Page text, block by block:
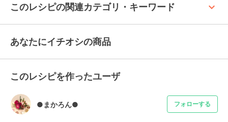
このレシピの関連カテゴリ・キーワード keyboard_arrow_up
あなたにイチオシの商品
このレシピを作ったユーザ
●まかろん● フォローする